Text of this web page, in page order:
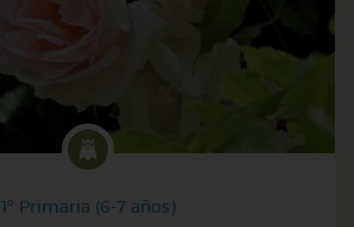
1º Primaria (6-7 años)